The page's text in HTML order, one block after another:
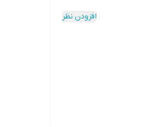
افزودن نظر